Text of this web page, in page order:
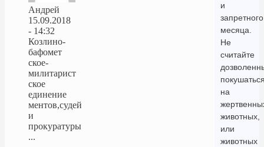
и
запретного
месяца.
Не
считайте
на
животных,
или
животных
Андрей
15.09.2018
- 14:32
Козлино-
бафомет
ское-
милитарист
ское
единение
ментов,судей
и
прокуратуры
...